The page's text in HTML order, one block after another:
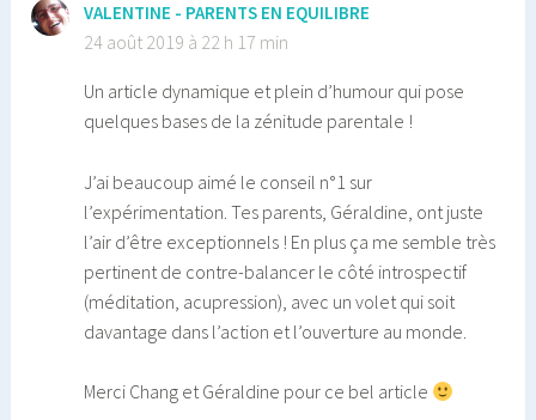
VALENTINE - PARENTS EN EQUILIBRE
24 août 2019 à 22 h 17 min
Un article dynamique et plein d’humour qui pose
quelques bases de la zénitude parentale !
J’ai beaucoup aimé le conseil n°1 sur
l’expérimentation. Tes parents, Géraldine, ont juste
l’air d’être exceptionnels ! En plus ça me semble très
pertinent de contre-balancer le côté introspectif
(méditation, acupression), avec un volet qui soit
davantage dans l’action et l’ouverture au monde.
Merci Chang et Géraldine pour ce bel article